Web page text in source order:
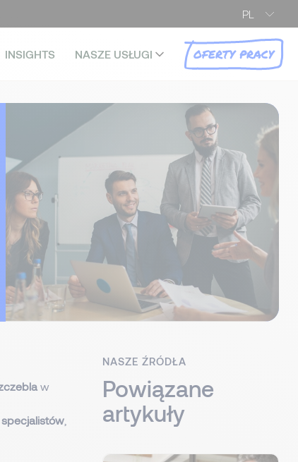
PL
INSIGHTS NASZE USŁUGI OFERTY PRACY
w
NASZE ŹRÓDŁA
Powiązane
artykuły